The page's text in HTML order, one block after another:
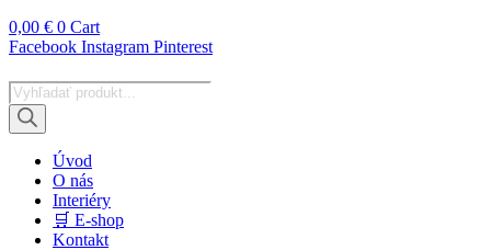
0,00 € 0 Cart
Facebook Instagram Pinterest
Products
search
Úvod
O nás
Interiéry
🛒 E-shop
Kontakt